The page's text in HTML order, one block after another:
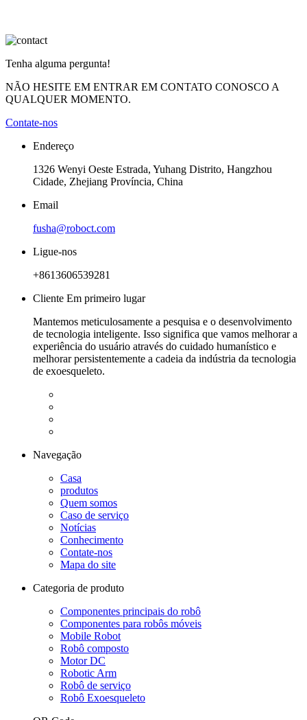
Tenha alguma pergunta!
NÃO HESITE EM ENTRAR EM CONTATO CONOSCO A
QUALQUER MOMENTO.
Contate-nos
Endereço
1326 Wenyi Oeste Estrada, Yuhang Distrito, Hangzhou
Cidade, Zhejiang Província, China
Email
fusha@roboct.com
Ligue-nos
+8613606539281
Cliente Em primeiro lugar
Mantemos meticulosamente a pesquisa e o desenvolvimento
de tecnologia inteligente. Isso significa que vamos melhorar a
experiência do usuário através do cuidado humanístico e
melhorar persistentemente a cadeia da indústria da tecnologia
de exoesqueleto.
Navegação
Casa
produtos
Quem somos
Caso de serviço
Notícias
Conhecimento
Contate-nos
Mapa do site
Categoria de produto
Componentes principais do robô
Componentes para robôs móveis
Mobile Robot
Robô composto
Motor DC
Robotic Arm
Robô de serviço
Robô Exoesqueleto